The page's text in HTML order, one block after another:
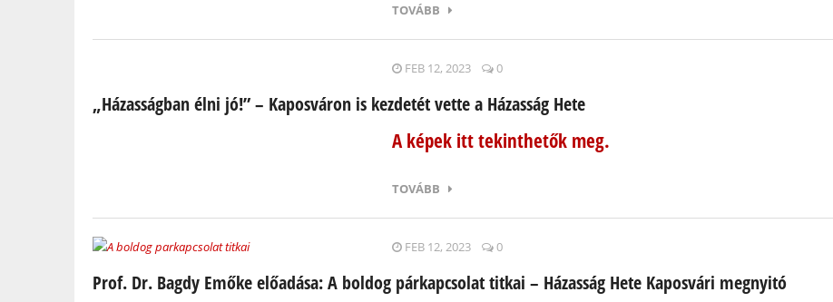
TOVÁBB
FEB 12, 2023 0
„Házasságban élni jó!” – Kaposváron is kezdetét vette a Házasság Hete
A képek itt tekinthetők meg.
TOVÁBB
FEB 12, 2023 0
Prof. Dr. Bagdy Emőke előadása: A boldog párkapcsolat titkai – Házasság Hete Kaposvári megnyitó